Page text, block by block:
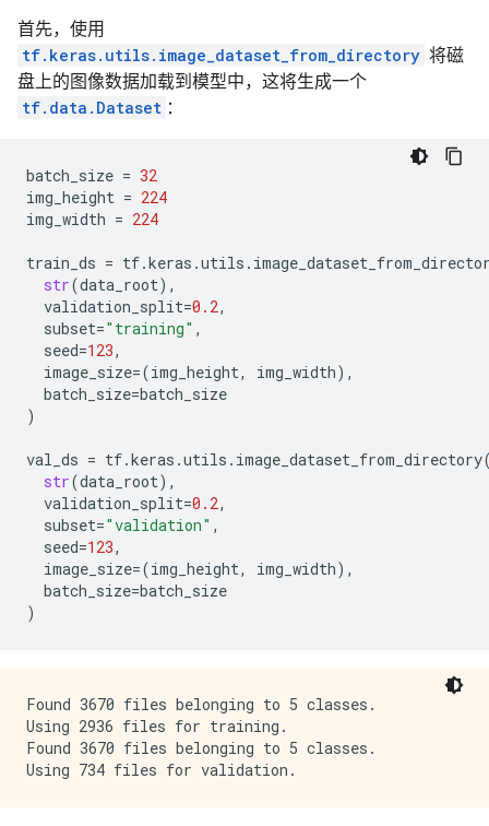
首先，使用
tf.keras.utils.image_dataset_from_directory 将磁
盘上的图像数据加载到模型中，这将生成一个
tf.data.Dataset ：
batch_size = 32
img_height = 224
img_width = 224
train_ds = tf.keras .utils .
str(data_root),
validation_split=0.2,
subset="training" ,
seed=123,
image_size=(img_height, img_width),
batch_size=batch_size
)
val_ds = tf.keras .utils . image_dataset_from_directory
str(data_root),
validation_split=0.2,
subset="validation" ,
seed=123,
image_size=(img_height, img_width),
batch_size=batch_size
)
Found 3670 files belonging to 5 classes.
Using 2936 files for training.
Found 3670 files belonging to 5 classes.